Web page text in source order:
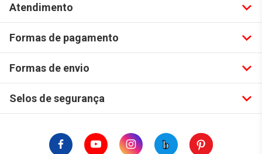
Atendimento
Formas de pagamento
Formas de envio
Selos de segurança